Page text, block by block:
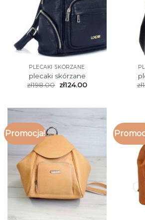
PLECAKI SKÓRZANE
plecaki skórzane
zł198.00 zł124.00
zł
Promocja!